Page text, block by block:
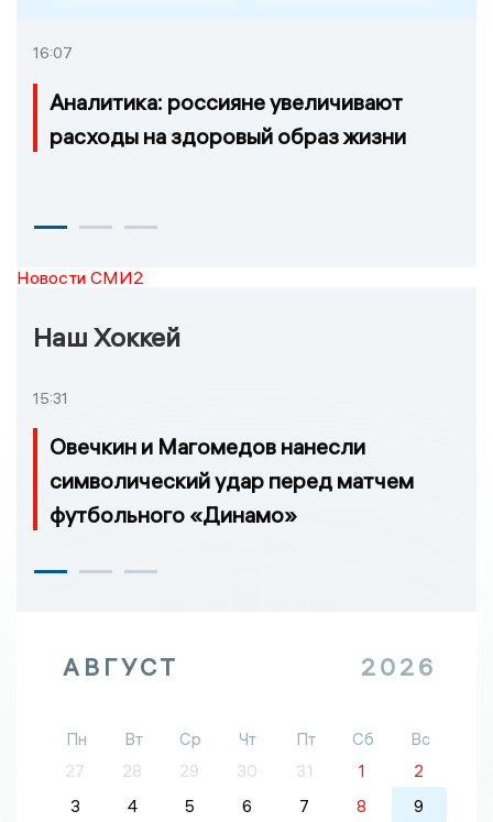
16:07
Аналитика: россияне увеличивают
расходы на здоровый образ жизни
Новости СМИ2
Наш Хоккей
15:31
Овечкин и Магомедов нанесли
символический удар перед матчем
футбольного «Динамо»
АВГУСТ 2026
Пн Вт Ср Чт Пт Сб
Вс
27
28 29 30 31 1
2
3
4 5 6 7 8
9